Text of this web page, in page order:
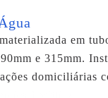
em
e 315mm.
domiciliárias